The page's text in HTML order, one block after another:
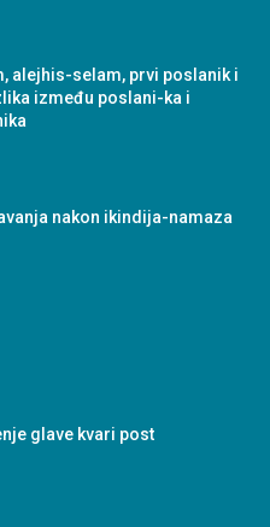
alejhis-selam, prvi poslanik i
između poslani-ka i
nakon ikindija-namaza
glave kvari post